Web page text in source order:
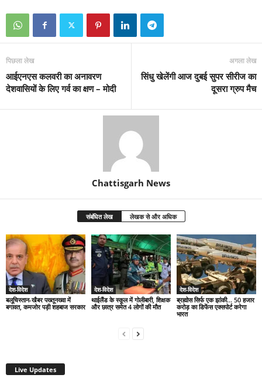
पिछला लेख
आईएनएस कलवरी का अनावरण
देशवासियों के लिए गर्व का क्षण – मोदी
अगला लेख
सिंधु खेलेंगी आज दुबई सुपर सीरीज का
दूसरा ग्रुप मैच
Chattisgarh News
संबंधित लेख लेखक से और अधिक
देश-विदेश
बलूचिस्तान-खैबर पख्तूनख्वा में
बगावत, कमजोर पड़ी शहबाज सरकार
देश-विदेश
थाईलैंड के स्कूल में गोलीबारी, शिक्षक
और छात्र समेत 4 लोगों की मौत
देश-विदेश
ब्रह्मोस सिर्फ एक झांकी… 50 हजार
करोड़ का डिफेंस एक्सपोर्ट करेगा
भारत
Live Updates